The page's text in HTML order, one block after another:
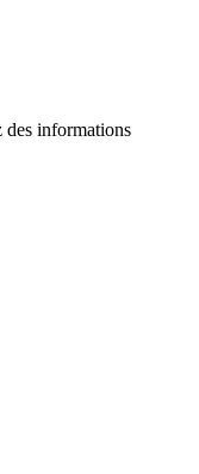
des informations